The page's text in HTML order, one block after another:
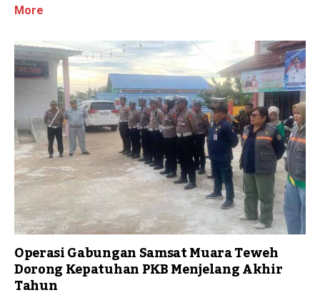
More
Operasi Gabungan Samsat Muara Teweh
Dorong Kepatuhan PKB Menjelang Akhir
Tahun